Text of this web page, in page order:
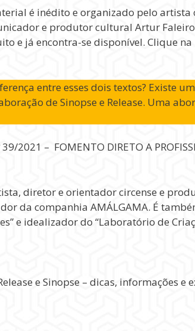
é inédito e organizado pelo artista
e produtor cultural Artur
e já encontra-se disponível. Clique
entre esses dois textos? Existe
de Sinopse e Release. Uma
– FOMENTO DIRETO A
diretor e orientador circense e
da companhia AMÁLGAMA. É
e idealizador do “Laboratório de
e Sinopse – dicas, informações e